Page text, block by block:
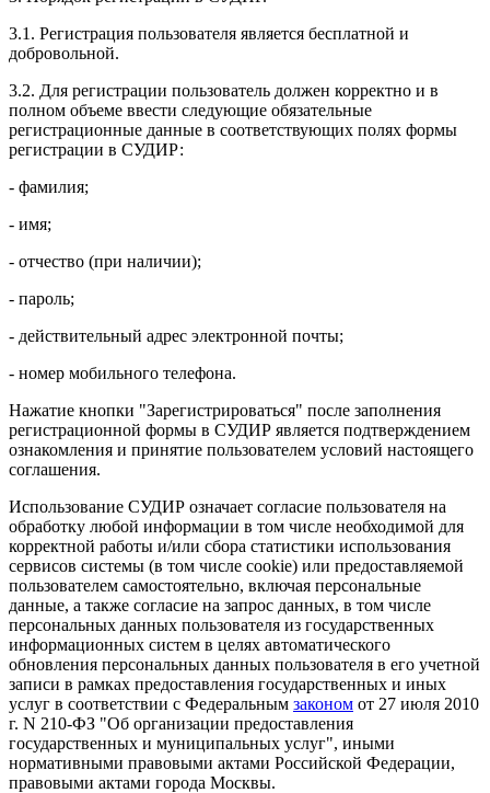
3.1. Регистрация пользователя является бесплатной и
добровольной.
3.2. Для регистрации пользователь должен корректно и в
полном объеме ввести следующие обязательные
регистрационные данные в соответствующих полях формы
регистрации в СУДИР:
- фамилия;
- имя;
- отчество (при наличии);
- пароль;
- действительный адрес электронной почты;
- номер мобильного телефона.
Нажатие кнопки "Зарегистрироваться" после заполнения
регистрационной формы в СУДИР является подтверждением
ознакомления и принятие пользователем условий настоящего
соглашения.
Использование СУДИР означает согласие пользователя на
обработку любой информации в том числе необходимой для
корректной работы и/или сбора статистики использования
сервисов системы (в том числе cookie) или предоставляемой
пользователем самостоятельно, включая персональные
данные, а также согласие на запрос данных, в том числе
персональных данных пользователя из государственных
информационных систем в целях автоматического
обновления персональных данных пользователя в его учетной
записи в рамках предоставления государственных и иных
услуг в соответствии с Федеральным законом от 27 июля 2010
г. N 210-ФЗ "Об организации предоставления
государственных и муниципальных услуг", иными
нормативными правовыми актами Российской Федерации,
правовыми актами города Москвы.